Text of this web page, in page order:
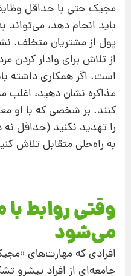
مجیک حتی با حداقل
باید انجام دهد،
پول از مشتریان متخلف.
از تلاش برای وادار کردن
است. اگر همکاری داشته
مذاکره نشان دهید،‌ اغلب
کنند. بر شخصی که با او
را تهدید نکنید (حداقل نه
به راه‌حلی متقابل تلاش
وقتی روابط
می‌شود
افرادی که مهارت‌های
جامعه‌ای از افراد پیشرو